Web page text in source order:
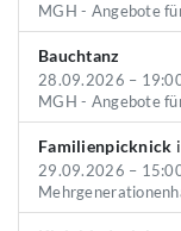
MGH - Angebote
Bauchtanz
28.09.2026 –
MGH - Angebote
Familienpicknick
29.09.2026 –